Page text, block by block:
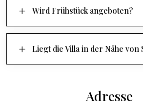
L Wird Frühstück angeboten?
L Liegt die Villa in der Nähe von
Adresse